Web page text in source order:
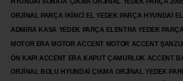
HYUNDAİ SONATA ÇIKMA ORJİNAL YEDEK PARÇA
ORJİNAL PARÇA İKİNCİ EL YEDEK PARÇA HYUNDAİ
ADMİRA KASA YEDEK PARÇA ELENTRA YEDEK
MOTOR ERA MOTOR ACCENT MOTOR ACCENT
ÖN KAPI ACCENT ERA KAPUT ÇAMURLUK ACCENT
ORJİNAL BOLU HYUNDAİ ÇIKMA ORJİNAL YEDEK